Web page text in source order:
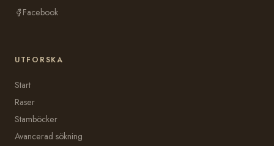
Facebook
UTFORSKA
Start
Raser
Stamböcker
Avancerad sökning